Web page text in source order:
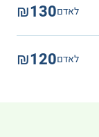
לאדם₪130
לאדם₪120